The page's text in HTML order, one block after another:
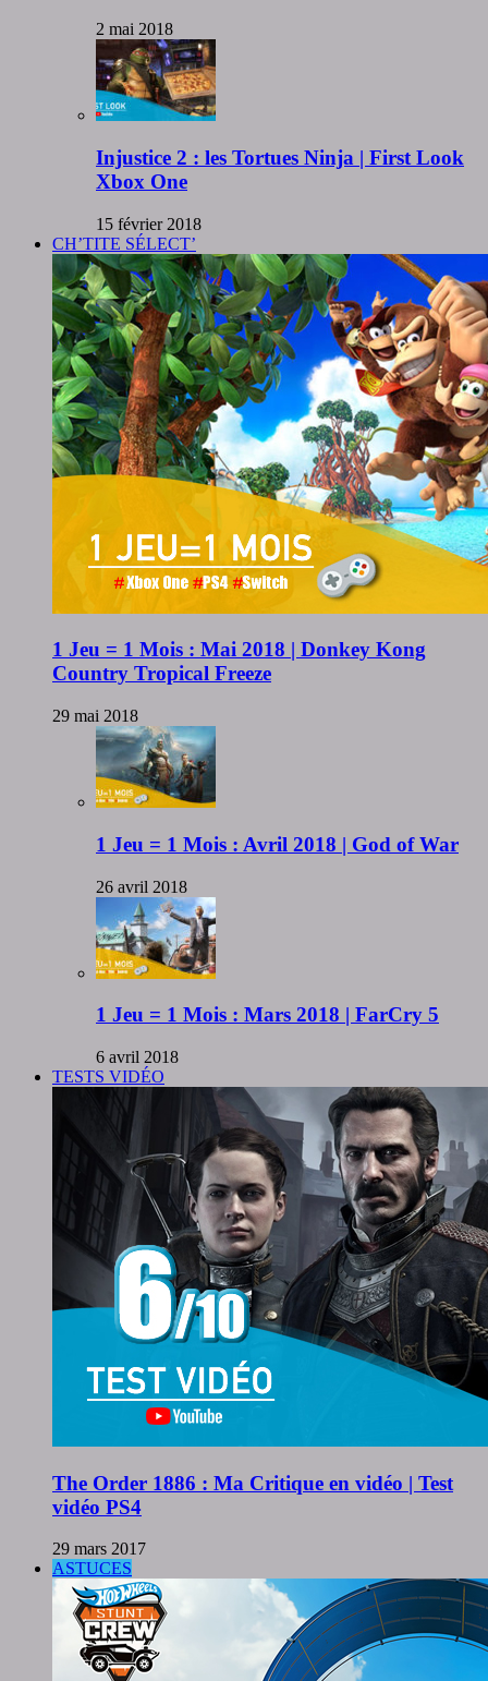
2 mai 2018
Injustice 2 : les Tortues Ninja | First Look
Xbox One
15 février 2018
CH’TITE SÉLECT’
1 Jeu = 1 Mois : Mai 2018 | Donkey Kong
Country Tropical Freeze
29 mai 2018
1 Jeu = 1 Mois : Avril 2018 | God of War
26 avril 2018
1 Jeu = 1 Mois : Mars 2018 | FarCry 5
6 avril 2018
TESTS VIDÉO
The Order 1886 : Ma Critique en vidéo | Test
vidéo PS4
29 mars 2017
ASTUCES